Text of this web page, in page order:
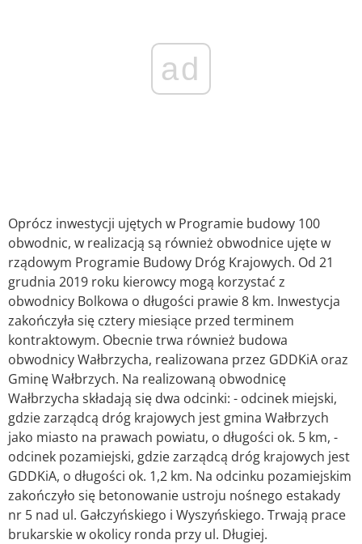
ad
Oprócz inwestycji ujętych w Programie budowy 100
obwodnic, w realizacją są również obwodnice ujęte w
rządowym Programie Budowy Dróg Krajowych. Od 21
grudnia 2019 roku kierowcy mogą korzystać z
obwodnicy Bolkowa o długości prawie 8 km. Inwestycja
zakończyła się cztery miesiące przed terminem
kontraktowym. Obecnie trwa również budowa
obwodnicy Wałbrzycha, realizowana przez GDDKiA oraz
Gminę Wałbrzych. Na realizowaną obwodnicę
Wałbrzycha składają się dwa odcinki: - odcinek miejski,
gdzie zarządcą dróg krajowych jest gmina Wałbrzych
jako miasto na prawach powiatu, o długości ok. 5 km, -
odcinek pozamiejski, gdzie zarządcą dróg krajowych jest
GDDKiA, o długości ok. 1,2 km. Na odcinku pozamiejskim
zakończyło się betonowanie ustroju nośnego estakady
nr 5 nad ul. Gałczyńskiego i Wyszyńskiego. Trwają prace
brukarskie w okolicy ronda przy ul. Długiej.